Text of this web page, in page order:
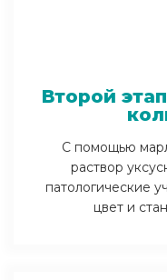
Второй
С помощью
раствор
патологические
цвет и